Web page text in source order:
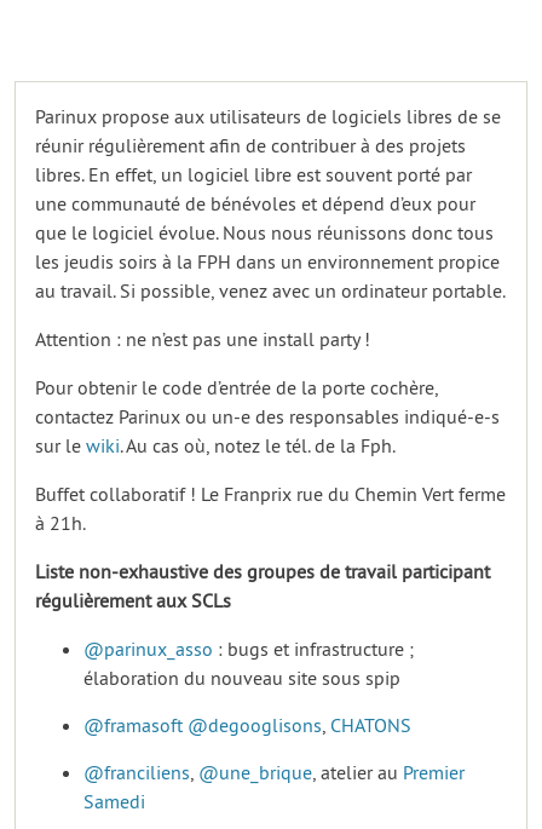
Parinux propose aux utilisateurs de logiciels libres de se
réunir régulièrement afin de contribuer à des projets
libres. En effet, un logiciel libre est souvent porté par
une communauté de bénévoles et dépend d’eux pour
que le logiciel évolue. Nous nous réunissons donc tous
les jeudis soirs à la FPH dans un environnement propice
au travail. Si possible, venez avec un ordinateur portable.
Attention : ne n’est pas une install party !
Pour obtenir le code d’entrée de la porte cochère,
contactez Parinux ou un-e des responsables indiqué-e-s
sur le wiki. Au cas où, notez le tél. de la Fph.
Buffet collaboratif ! Le Franprix rue du Chemin Vert ferme
à 21h.
Liste non-exhaustive des groupes de travail participant
régulièrement aux SCLs
@parinux_asso : bugs et infrastructure ;
élaboration du nouveau site sous spip
@framasoft @degooglisons, CHATONS
@franciliens, @une_brique, atelier au Premier
Samedi